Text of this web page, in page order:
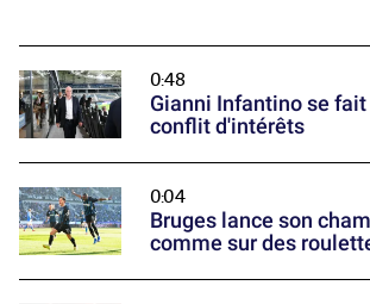
0:48
Gianni Infantino se
conflit d'intérêts
0:04
Bruges lance son
comme sur des